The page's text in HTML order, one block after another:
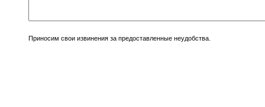
Приносим свои извинения за предоставленные неудобства.